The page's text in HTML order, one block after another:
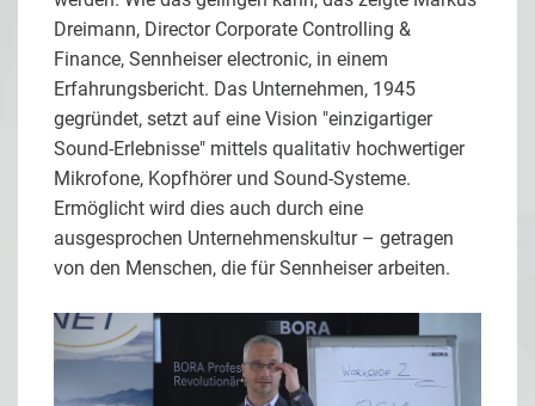
Dreimann, Director Corporate Controlling &
Finance, Sennheiser electronic, in einem
Erfahrungsbericht. Das Unternehmen, 1945
gegründet, setzt auf eine Vision "einzigartiger
Sound-Erlebnisse" mittels qualitativ hochwertiger
Mikrofone, Kopfhörer und Sound-Systeme.
Ermöglicht wird dies auch durch eine
ausgesprochen Unternehmenskultur – getragen
von den Menschen, die für Sennheiser arbeiten.